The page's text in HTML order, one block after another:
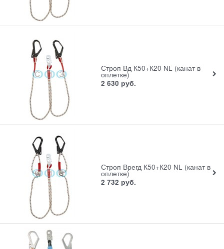
Строп Вд К50+К20 NL (канат в
оплетке)
2 630 руб.
Строп Врегд К50+К20 NL (канат в
оплетке)
2 732 руб.